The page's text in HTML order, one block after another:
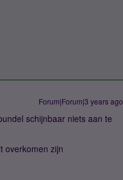
Forum|Forum|3 years ago
schijnbaar niets aan te
overkomen zijn